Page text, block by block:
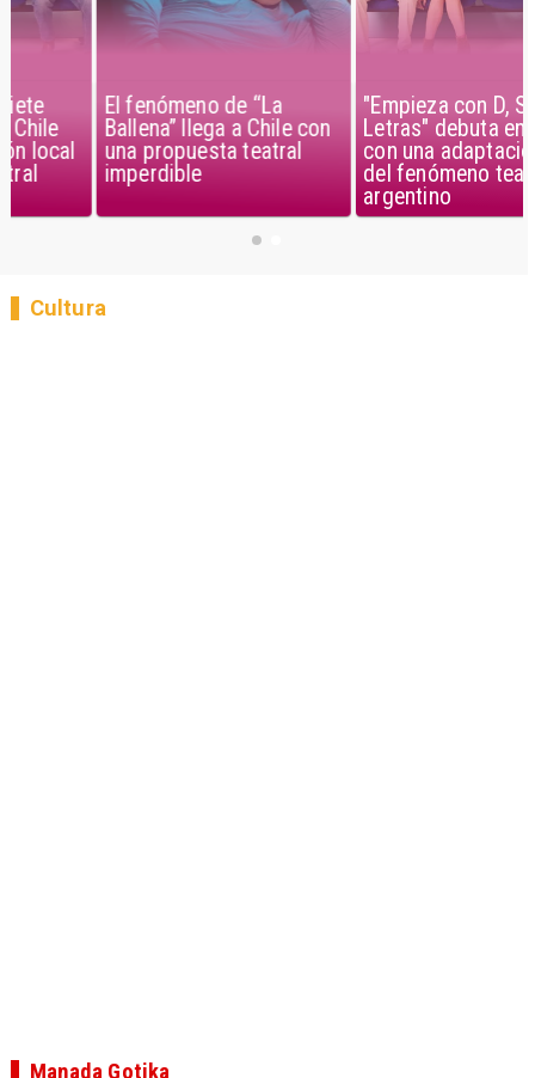
El fenómeno de “La
Ballena” llega a Chile con
una propuesta teatral
imperdible
"Empieza con D, Siete
Letras" debuta en Chile
con una adaptación local
del fenómeno teatral
argentino
Cultura
Manada Gotika